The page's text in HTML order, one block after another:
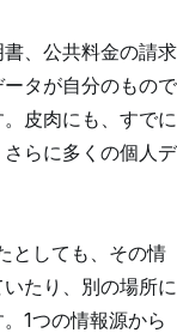
、公共料金の請求
タが自分のもので
皮肉にも、すでに
らに多くの個人デ
としても、その情
たり、別の場所に
1つの情報源から